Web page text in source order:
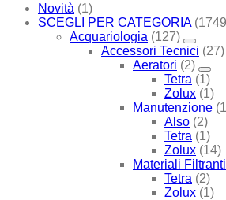
Novità (1)
SCEGLI PER CATEGORIA
Acquariologia (127)
Accessori Tecnici (27)
Aeratori (2)
Tetra (1)
Zolux (1)
Manutenzione
Also (2)
Tetra (1)
Zolux (14)
Materiali Filtranti
Tetra (2)
Zolux (1)